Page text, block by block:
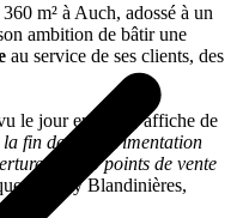
360 m² à Auch, adossé à un
ambition de bâtir une
au service de ses clients, des
le jour en 2014, affiche de
la fin de l’expérimentation
de 200 points de vente
Thierry Blandinières,